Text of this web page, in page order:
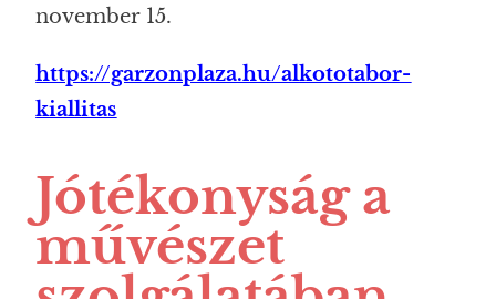
november 15.
https://garzonplaza.hu/alkototabor-
kiallitas
Jótékonyság a
művészet